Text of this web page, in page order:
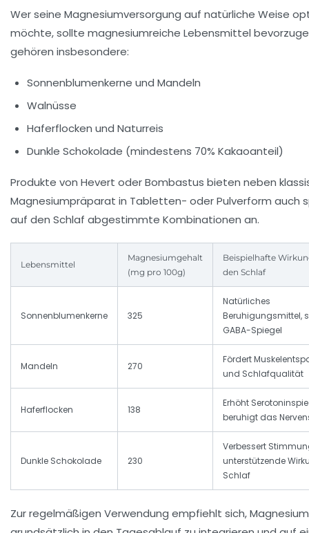
Wer seine Magnesiumversorgung auf natürliche Weise
möchte, sollte magnesiumreiche Lebensmittel
gehören insbesondere:
Sonnenblumenkerne und Mandeln
Walnüsse
Haferflocken und Naturreis
Dunkle Schokolade (mindestens 70% Kakaoanteil)
Produkte von Hevert oder Bombastus bieten neben
Magnesiumpräparat in Tabletten- oder Pulverform auch
auf den Schlaf abgestimmte Kombinationen an.
Lebensmittel
Magnesiumgehalt
(mg pro 100g)
Beispielhafte
den Schlaf
Sonnenblumenkerne 325
Natürliches
Beruhigungsmittel,
GABA-Spiegel
Mandeln 270
Fördert
und Schlafqualität
Haferflocken 138
Erhöht
beruhigt das
Dunkle Schokolade 230
Verbessert
unterstützende
Schlaf
Zur regelmäßigen Verwendung empfiehlt sich, Magnesium